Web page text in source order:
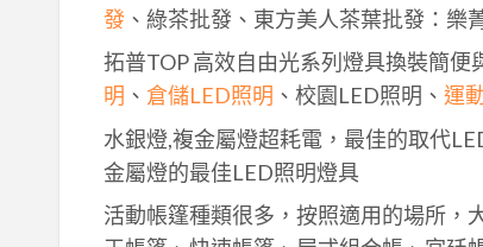
發、綠茶批發、東方美人茶葉批發：樂
拓普TOP 高效自由光系列燈具換裝簡
明 、 倉儲LED照明 、校園LED照明、 運
水銀燈,複金屬燈超耗電，最佳的取代
金屬燈的最佳LED照明燈具
活動帳篷種類很多，按照適用的場所，